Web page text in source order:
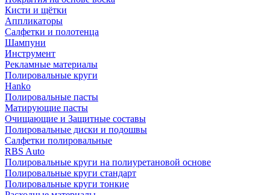
Кисти и щётки
Аппликаторы
Салфетки и полотенца
Шампуни
Инструмент
Рекламные материалы
Полировальные круги
Hanko
Полировальные пасты
Матирующие пасты
Очищающие и Защитные составы
Полировальные диски и подошвы
Салфетки полировальные
RBS Auto
Полировальные круги на полиуретановой основе
Полировальные круги стандарт
Полировальные круги тонкие